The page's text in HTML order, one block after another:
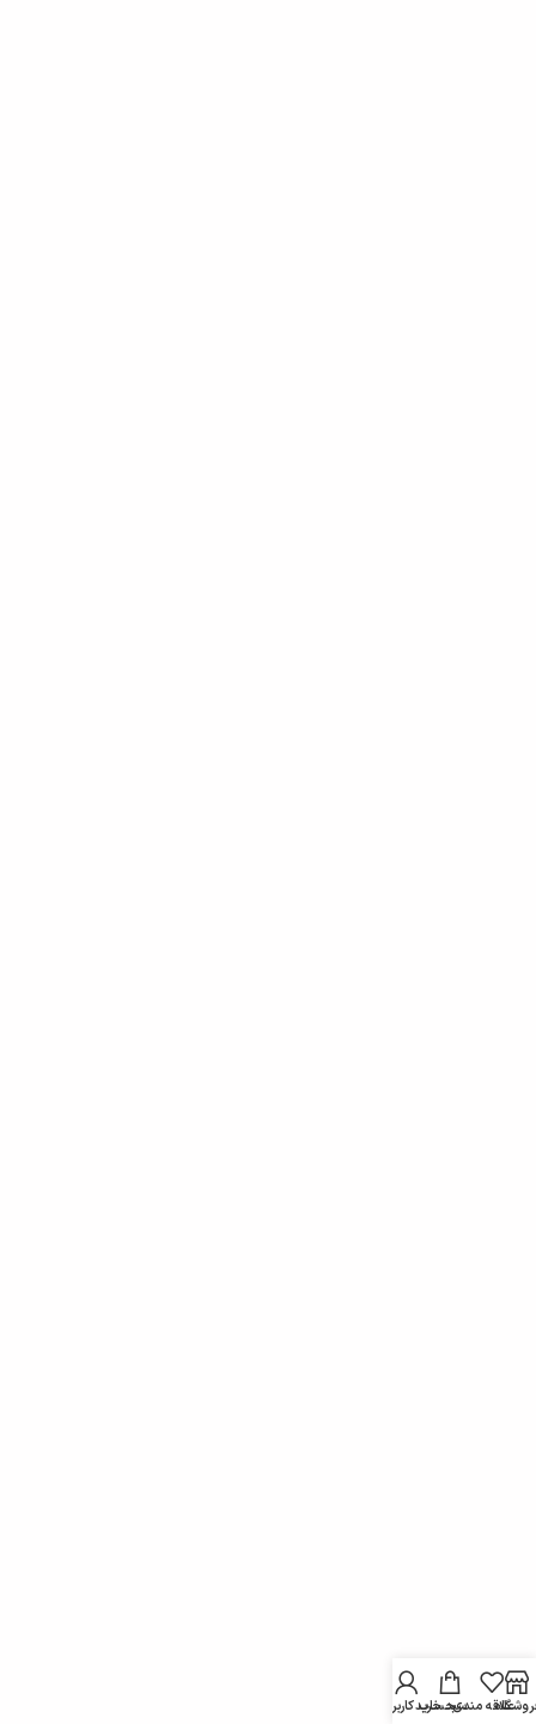
علاقه مندیسبد خرید
حساب کاربری من